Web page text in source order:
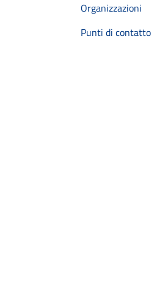
Organizzazioni
Punti di contatto